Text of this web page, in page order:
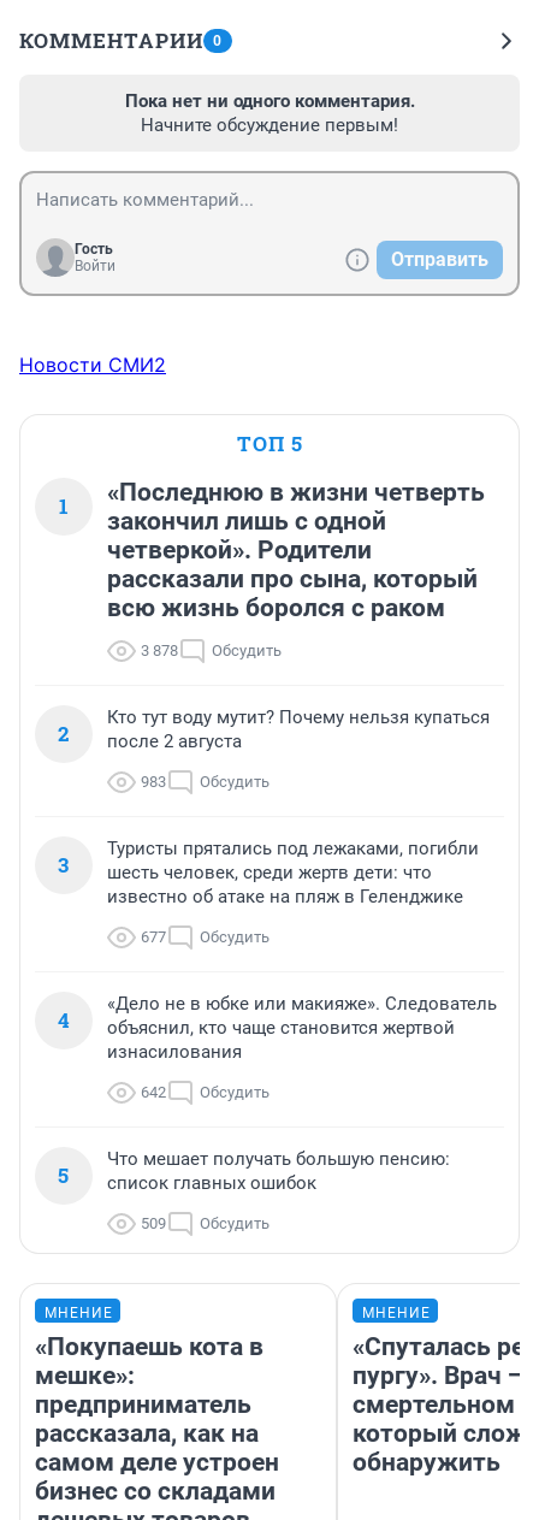
КОММЕНТАРИИ 0
Пока нет ни одного комментария.
Начните обсуждение первым!
Гость
Войти
Отправить
Новости СМИ2
ТОП 5
1
«Последнюю в жизни четверть
закончил лишь с одной
четверкой». Родители
рассказали про сына, который
всю жизнь боролся с раком
3 878 Обсудить
2
Кто тут воду мутит? Почему нельзя купаться
после 2 августа
983 Обсудить
3
Туристы прятались под лежаками, погибли
шесть человек, среди жертв дети: что
известно об атаке на пляж в Геленджике
677 Обсудить
4
«Дело не в юбке или макияже». Следователь
объяснил, кто чаще становится жертвой
изнасилования
642 Обсудить
5
Что мешает получать большую пенсию:
список главных ошибок
509 Обсудить
МНЕНИЕ
«Покупаешь кота в
мешке»:
предприниматель
рассказала, как на
самом деле устроен
бизнес со складами
МНЕНИЕ
«Спуталась
пургу». Врач —
смертельном
который
обнаружить